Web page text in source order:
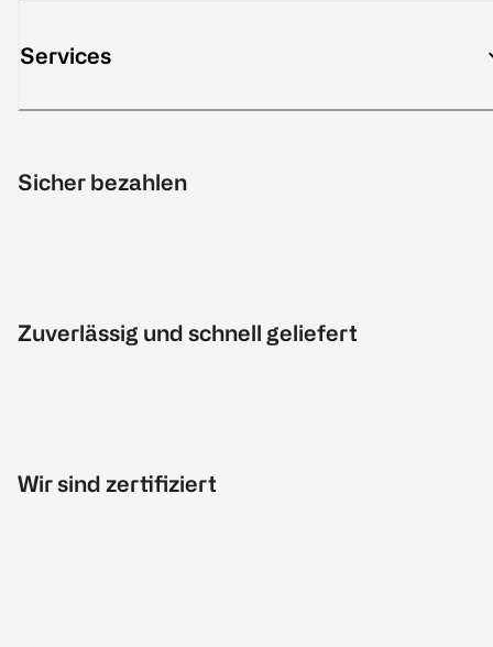
Services
Sicher bezahlen
Zuverlässig und schnell geliefert
Wir sind zertifiziert